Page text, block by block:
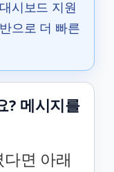
시보드 지원
으로 더 빠른
? 메시지를
면 아래